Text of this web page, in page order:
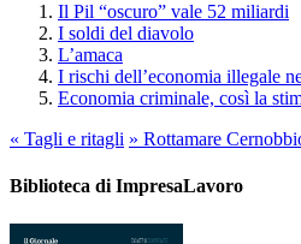
Il Pil “oscuro” vale 52 miliardi
I soldi del diavolo
L’amaca
I rischi dell’economia illegale
Economia criminale, così la
« Tagli e ritagli » Rottamare
Biblioteca di ImpresaLavoro